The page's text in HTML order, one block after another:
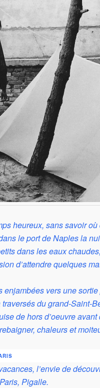
heureux, sans savoir
le port de Naples la
dans les eaux
d’attendre quelques
enjambées vers une
du grand-Saint-
de hors d’oeuvre
chaleurs et
l’envie de
Pigalle.